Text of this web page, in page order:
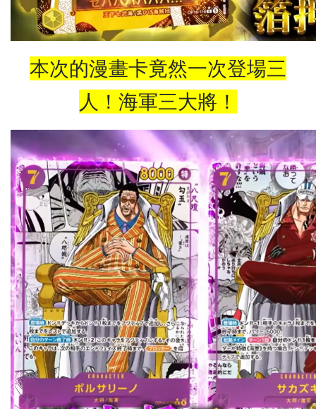
本次的漫畫卡竟然一次登場三
人！海軍三大將！